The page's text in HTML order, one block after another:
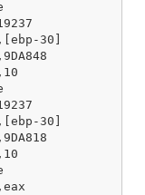
30]
30]